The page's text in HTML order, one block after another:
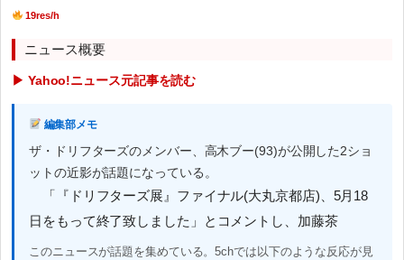
19res/h
ニュース概要
▶ Yahoo!ニュース元記事を読む
編集部メモ
ザ・ドリフターズのメンバー、高木ブー(93)が公開した2ショ
ットの近影が話題になっている。
「『ドリフターズ展』ファイナル(大丸京都店)、5月18
日をもって終了致しました」とコメントし、加藤茶
このニュースが話題を集めている。5chでは以下のような反応が見